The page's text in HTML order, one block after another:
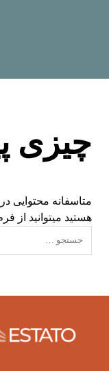
چیزی
متاسفانه محتوایی
هستید میتوانید از